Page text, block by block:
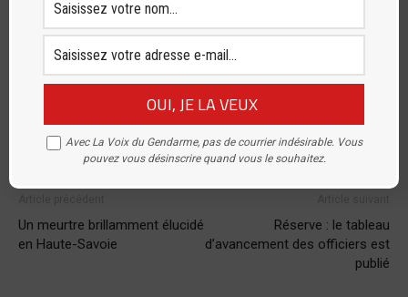
Gendarmerie
Somme
Un meurtre brillamment élucidé
en Haute-Savoie
Réserve : le tableau
d’avancement des officiers est
publié
Avec La Voix du Gendarme, pas de courrier indésirable. Vous
pouvez vous désinscrire quand vous le souhaitez.